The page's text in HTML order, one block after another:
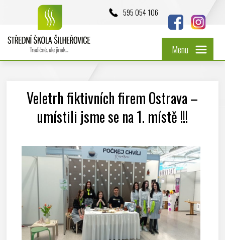
595 054 106
Menu
Veletrh fiktivních firem Ostrava –
umístili jsme se na 1. místě !!!